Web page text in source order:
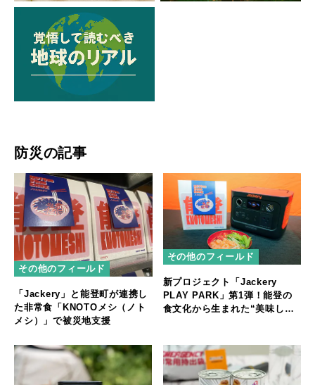
防災の記事
その他のフィールド
「Jackery」と能登町が連携し
た非常食「KNOTOメシ（ノト
メシ）」で被災地支援
その他のフィールド
新プロジェクト「Jackery
PLAY PARK」第1弾！能登の
食文化から生まれた“美味しい